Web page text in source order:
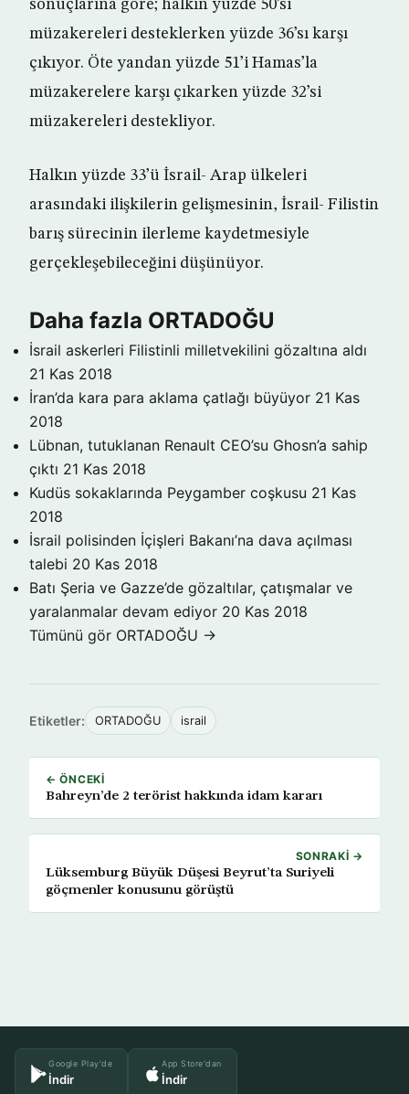
sonuçlarına göre; halkın yüzde 50’si
müzakereleri desteklerken yüzde 36’sı karşı
çıkıyor. Öte yandan yüzde 51’i Hamas’la
müzakerelere karşı çıkarken yüzde 32’si
müzakereleri destekliyor.
Halkın yüzde 33’ü İsrail- Arap ülkeleri
arasındaki ilişkilerin gelişmesinin, İsrail- Filistin
barış sürecinin ilerleme kaydetmesiyle
gerçekleşebileceğini düşünüyor.
Daha fazla ORTADOĞU
İsrail askerleri Filistinli milletvekilini gözaltına aldı
21 Kas 2018
İran’da kara para aklama çatlağı büyüyor 21 Kas
2018
Lübnan, tutuklanan Renault CEO’su Ghosn’a sahip
çıktı 21 Kas 2018
Kudüs sokaklarında Peygamber coşkusu 21 Kas
2018
İsrail polisinden İçişleri Bakanı’na dava açılması
talebi 20 Kas 2018
Batı Şeria ve Gazze’de gözaltılar, çatışmalar ve
yaralanmalar devam ediyor 20 Kas 2018
Tümünü gör ORTADOĞU →
Etiketler: ORTADOĞU israil
← ÖNCEKI
Bahreyn’de 2 terörist hakkında idam kararı
SONRAKI →
Lüksemburg Büyük Düşesi Beyrut’ta Suriyeli
göçmenler konusunu görüştü
Google Play'de
İndir
App Store'dan
İndir